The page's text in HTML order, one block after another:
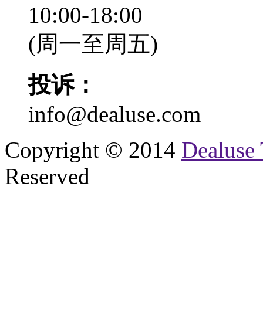
10:00-18:00
(周一至周五)
投诉：
info@dealuse.com
Copyright © 2014
Reserved